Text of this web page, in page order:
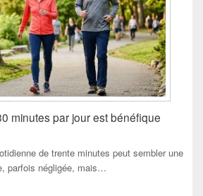
minutes par jour est bénéfique
de trente minutes peut sembler une
parfois négligée, mais…